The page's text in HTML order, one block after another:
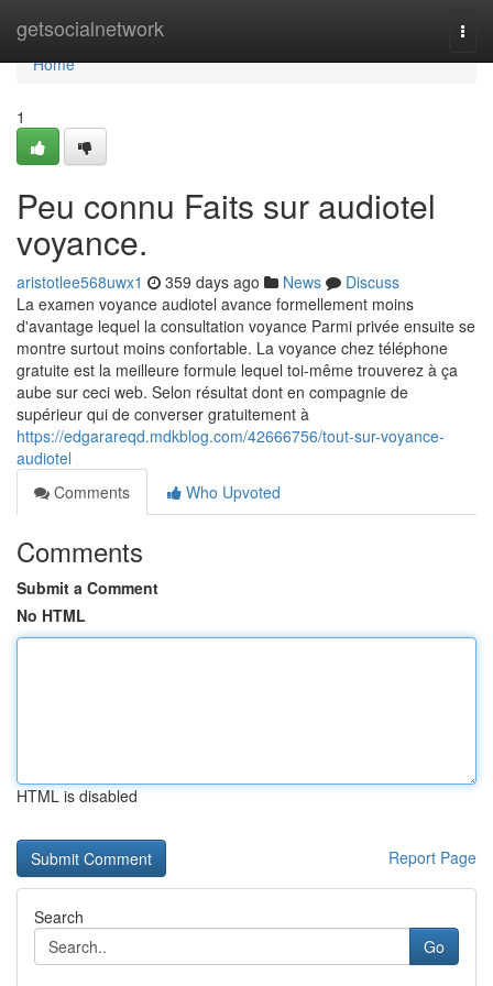
getsocialnetwork
Home
Home
1
Peu connu Faits sur audiotel
voyance.
aristotlee568uwx1 359 days ago News
Discuss
La examen voyance audiotel avance formellement moins
d'avantage lequel la consultation voyance Parmi privée ensuite se
montre surtout moins confortable. La voyance chez téléphone
gratuite est la meilleure formule lequel toi-même trouverez à ça
aube sur ceci web. Selon résultat dont en compagnie de
supérieur qui de converser gratuitement à
https://edgarareqd.mdkblog.com/42666756/tout-sur-voyance-
audiotel
Comments
Who Upvoted
Comments
Submit a Comment
No HTML
HTML is disabled
Report Page
Search
Go